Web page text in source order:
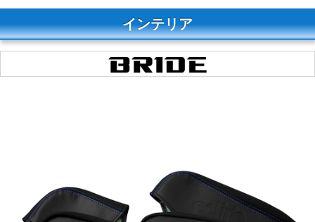
インテリア